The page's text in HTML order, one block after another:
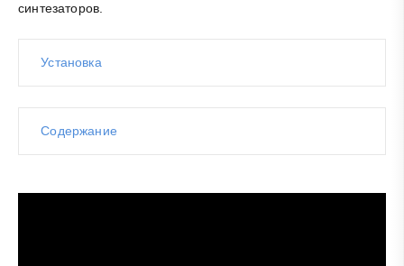
синтезаторов.
Установка
Содержание